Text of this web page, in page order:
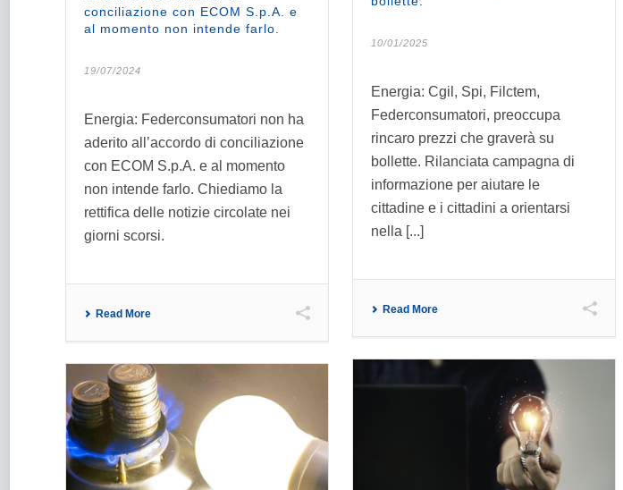
10/01/2025
Energia: Cgil, Spi, Filctem,
Federconsumatori, preoccupa
rincaro prezzi che graverà su
bollette. Rilanciata campagna di
informazione per aiutare le
cittadine e i cittadini a orientarsi
nella [...]
Read More
conciliazione con ECOM S.p.A. e
al momento non intende farlo.
19/07/2024
Energia: Federconsumatori non ha
aderito all’accordo di conciliazione
con ECOM S.p.A. e al momento
non intende farlo. Chiediamo la
rettifica delle notizie circolate nei
giorni scorsi.
Read More